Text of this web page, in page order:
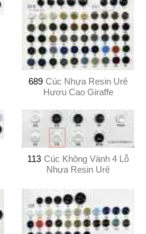
689 Cúc Nhựa Resin Urê
Hươu Cao Giraffe
113 Cúc Không Vành 4 Lỗ
Nhựa Resin Urê